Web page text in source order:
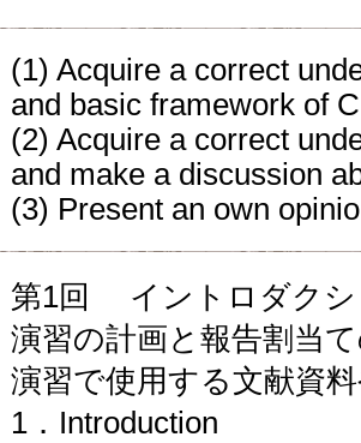
(1) Acquire a correct
and basic framework of
(2) Acquire a correct
and make a discussion
(3) Present an own
第1回 イントロダク
演習の計画と報告割当
演習で使用する文献資
1．Introduction